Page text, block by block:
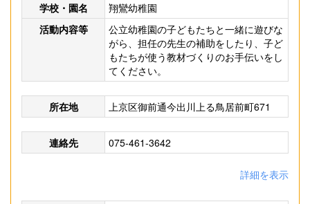
学校・園名
翔鸞幼稚園
活動内容等
公立幼稚園の子どもたちと一緒に遊びな
がら、担任の先生の補助をしたり、子ど
もたちが使う教材づくりのお手伝いをし
てください。
所在地 上京区御前通今出川上る鳥居前町671
連絡先 075-461-3642
詳細を表示